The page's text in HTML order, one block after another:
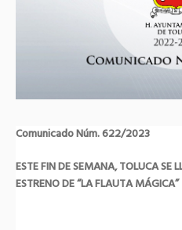
Comunicado Núm. 622/2023
ESTE FIN DE SEMANA, TOLUCA SE
ESTRENO DE “LA FLAUTA MÁGICA”